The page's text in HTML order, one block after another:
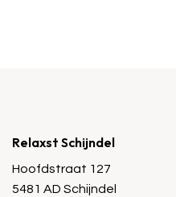
Relaxst Schijndel
Hoofdstraat 127
5481 AD Schijndel